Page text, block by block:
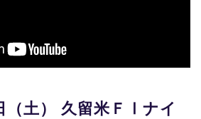
（土） 久留米 ＦⅠナイ